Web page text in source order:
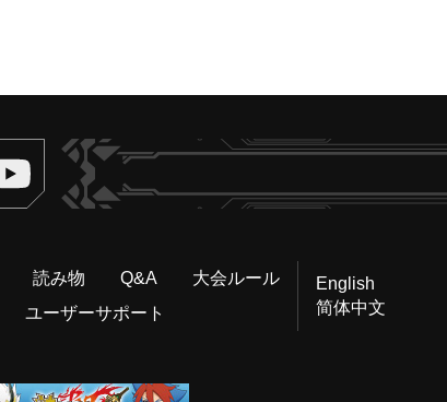
ヴァンガードch
読み物 Q&A
大会ルール
ユーザーサポート
English
简体中文